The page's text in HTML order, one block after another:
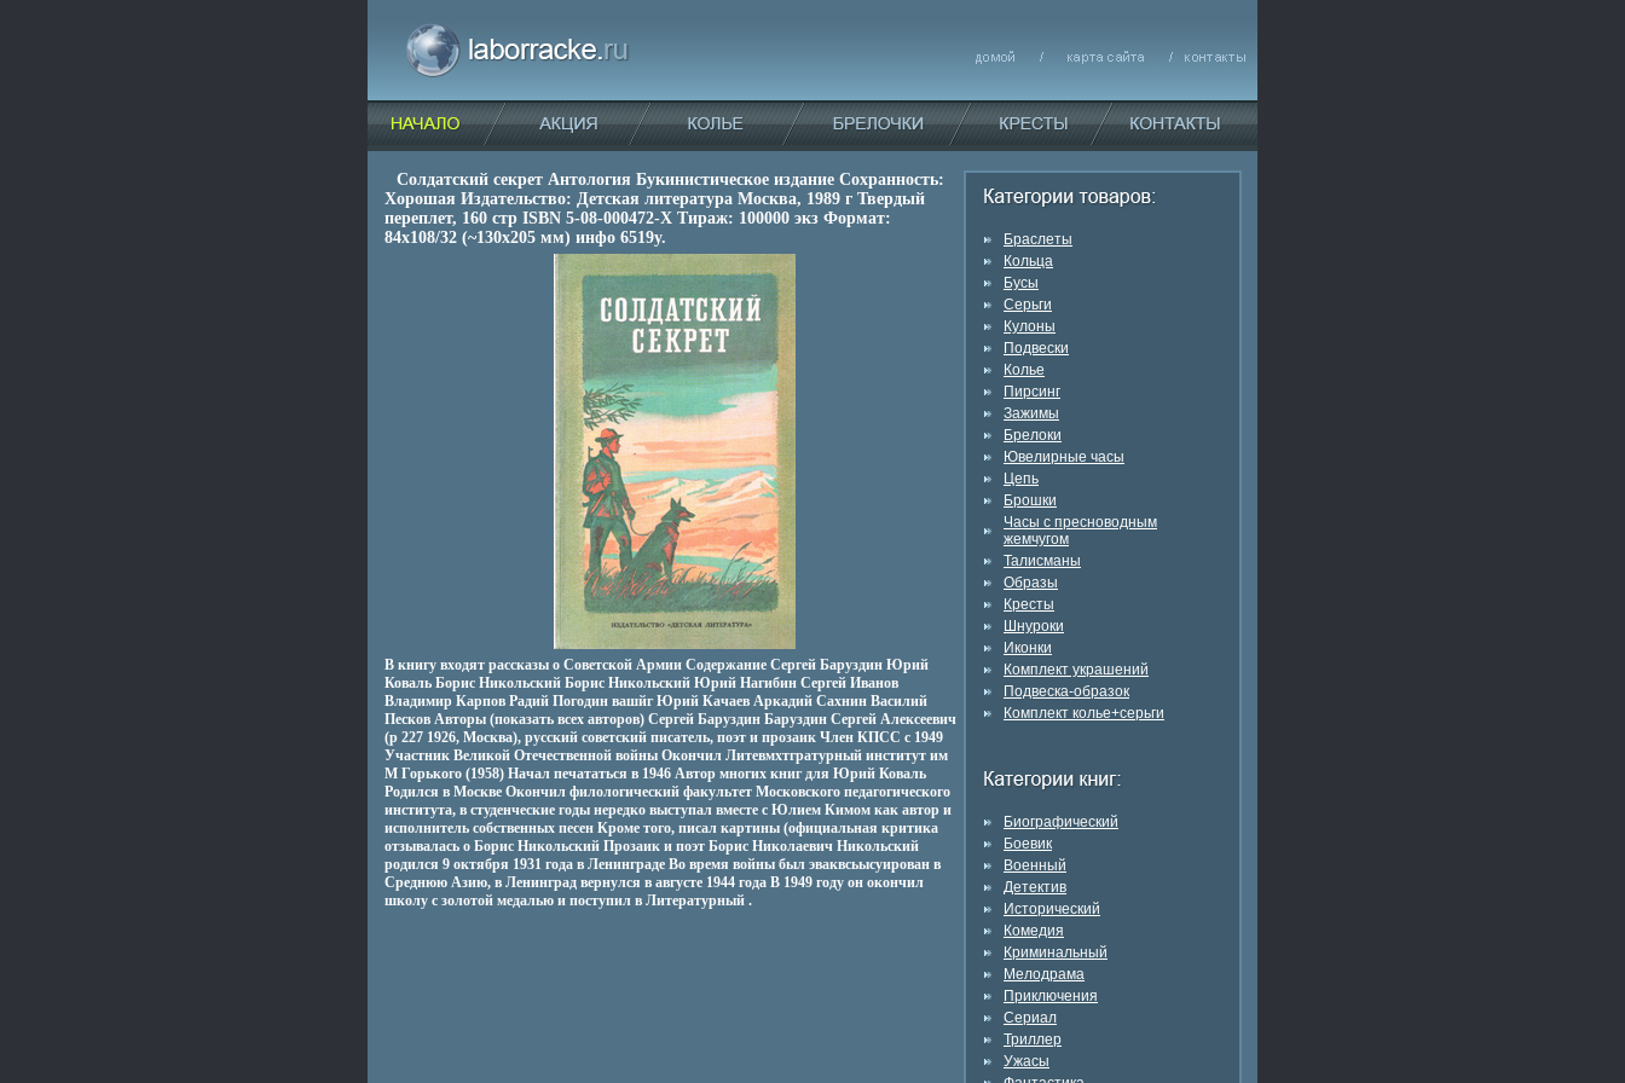
Солдатский секрет Антология Букинистическое издание Сохранность:
Хорошая Издательство: Детская литература Москва, 1989 г Твердый
переплет, 160 стр ISBN 5-08-000472-X Тираж: 100000 экз Формат:
84x108/32 (~130х205 мм) инфо 6519y.
В книгу входят рассказы о Советской Армии Содержание Сергей Баруздин Юрий
Коваль Борис Никольский Борис Никольский Юрий Нагибин Сергей Иванов
Владимир Карпов Радий Погодин вашйг Юрий Качаев Аркадий Сахнин Василий
Песков Авторы (показать всех авторов) Сергей Баруздин Баруздин Сергей Алексеевич
(р 227 1926, Москва), русский советский писатель, поэт и прозаик Член КПСС с 1949
Участник Великой Отечественной войны Окончил Литевмхтгратурный институт им
М Горького (1958) Начал печататься в 1946 Автор многих книг для Юрий Коваль
Родился в Москве Окончил филологический факультет Московского педагогического
института, в студенческие годы нередко выступал вместе с Юлием Кимом как автор и
исполнитель собственных песен Кроме того, писал картины (официальная критика
отзывалась о Борис Никольский Прозаик и поэт Борис Николаевич Никольский
родился 9 октября 1931 года в Ленинграде Во время войны был эваквсьысуирован в
Среднюю Азию, в Ленинград вернулся в августе 1944 года В 1949 году он окончил
школу с золотой медалью и поступил в Литературный .
Браслеты
Кольца
Бусы
Серьги
Кулоны
Подвески
Колье
Пирсинг
Зажимы
Брелоки
Ювелирные часы
Цепь
Брошки
Часы с пресноводным
жемчугом
Талисманы
Образы
Кресты
Шнуроки
Иконки
Комплект украшений
Подвеска-образок
Комплект колье+серьги
Биографический
Боевик
Военный
Детектив
Исторический
Комедия
Криминальный
Мелодрама
Приключения
Сериал
Триллер
Ужасы